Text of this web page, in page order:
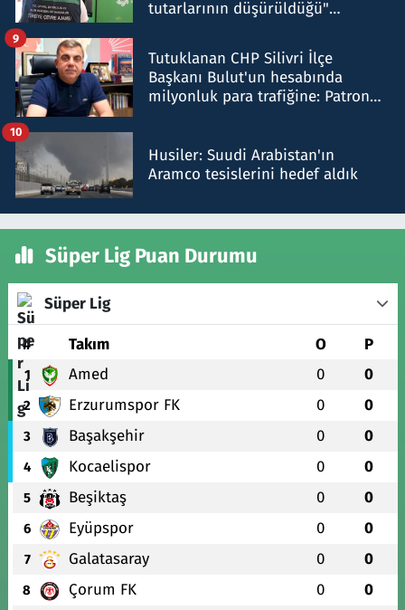
tutarlarının düşürüldüğü"
Tutuklanan CHP Silivri İlçe
Başkanı Bulut'un hesabında
milyonluk para trafiğine: Patron
9
Husiler: Suudi Arabistan'ın
Aramco tesislerini hedef aldık
10
Süper Lig Puan Durumu
Süper Lig
# Takım O P
1 Amed 0 0
2 Erzurumspor FK 0 0
3 Başakşehir 0 0
4 Kocaelispor 0 0
5 Beşiktaş 0 0
6 Eyüpspor 0 0
7 Galatasaray 0 0
8 Çorum FK 0 0